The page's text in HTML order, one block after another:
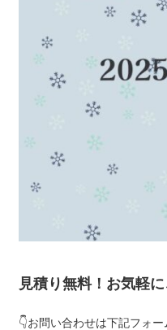
見積り無料！お気軽
👇お問い合わせは下記フォー